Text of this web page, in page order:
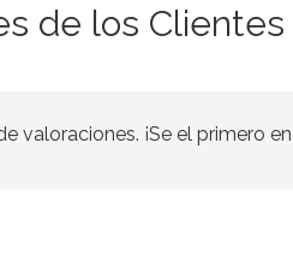
de los Clientes
valoraciones. ¡Se el primero